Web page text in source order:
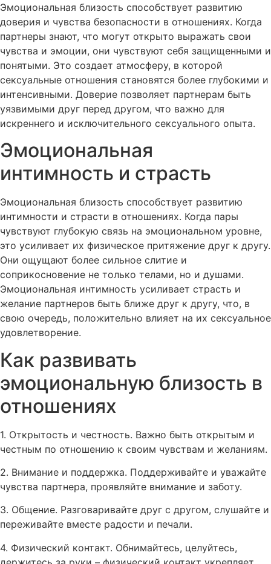
Эмоциональная близость способствует развитию
доверия и чувства безопасности в отношениях. Когда
партнеры знают, что могут открыто выражать свои
чувства и эмоции, они чувствуют себя защищенными и
понятыми. Это создает атмосферу, в которой
сексуальные отношения становятся более глубокими и
интенсивными. Доверие позволяет партнерам быть
уязвимыми друг перед другом, что важно для
искреннего и исключительного сексуального опыта.
Эмоциональная
интимность и страсть
Эмоциональная близость способствует развитию
интимности и страсти в отношениях. Когда пары
чувствуют глубокую связь на эмоциональном уровне,
это усиливает их физическое притяжение друг к другу.
Они ощущают более сильное слитие и
соприкосновение не только телами, но и душами.
Эмоциональная интимность усиливает страсть и
желание партнеров быть ближе друг к другу, что, в
свою очередь, положительно влияет на их сексуальное
удовлетворение.
Как развивать
эмоциональную близость в
отношениях
1. Открытость и честность. Важно быть открытым и
честным по отношению к своим чувствам и желаниям.
2. Внимание и поддержка. Поддерживайте и уважайте
чувства партнера, проявляйте внимание и заботу.
3. Общение. Разговаривайте друг с другом, слушайте и
переживайте вместе радости и печали.
4. Физический контакт. Обнимайтесь, целуйтесь,